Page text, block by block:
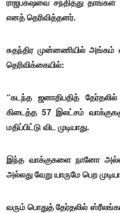
எனத் தெரிவித்தனர்.
சுதந்திர முன்னணியில் அங்கம்
தெரிவிக்கையில்:
“கடந்த ஜனாதிபதித்
கிடைத்த 57 இலட்சம்
மதிப்பிட்டு விட முடியாது.
இந்த வாக்குகளை நானோ
அல்லது வேறு யாருமே பெற
வரும் பொதுத் தேர்தலில் ஸ்ரீலங்கா